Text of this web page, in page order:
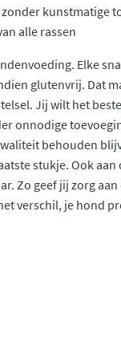
kunstmatige
alle rassen
Elke
glutenvrij. Dat
Jij wilt het
onnodige
behouden
stukje. Ook aan
Zo geef jij zorg
verschil, je hond